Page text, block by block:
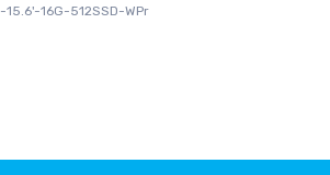
-15.6'-16G-512SSD-WPr